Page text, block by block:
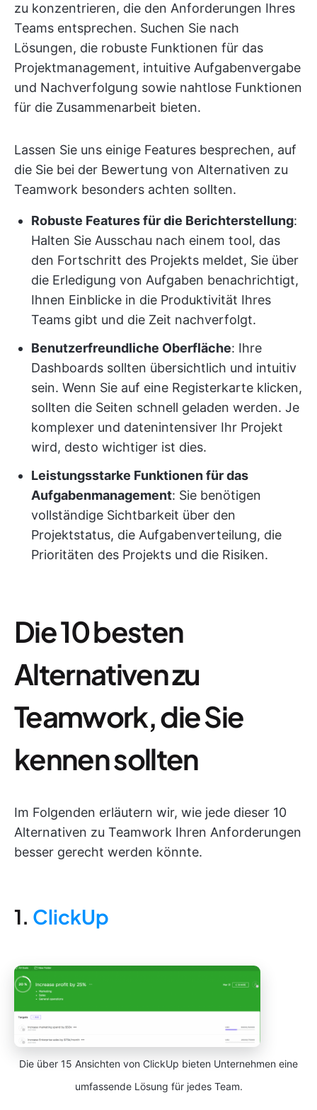
zu konzentrieren, die den Anforderungen Ihres
Teams entsprechen. Suchen Sie nach
Lösungen, die robuste Funktionen für das
Projektmanagement, intuitive Aufgabenvergabe
und Nachverfolgung sowie nahtlose Funktionen
für die Zusammenarbeit bieten.
Lassen Sie uns einige Features besprechen, auf
die Sie bei der Bewertung von Alternativen zu
Teamwork besonders achten sollten.
Robuste Features für die Berichterstellung:
Halten Sie Ausschau nach einem tool, das
den Fortschritt des Projekts meldet, Sie über
die Erledigung von Aufgaben benachrichtigt,
Ihnen Einblicke in die Produktivität Ihres
Teams gibt und die Zeit nachverfolgt.
Benutzerfreundliche Oberfläche: Ihre
Dashboards sollten übersichtlich und intuitiv
sein. Wenn Sie auf eine Registerkarte klicken,
sollten die Seiten schnell geladen werden. Je
komplexer und datenintensiver Ihr Projekt
wird, desto wichtiger ist dies.
Leistungsstarke Funktionen für das
Aufgabenmanagement: Sie benötigen
vollständige Sichtbarkeit über den
Projektstatus, die Aufgabenverteilung, die
Prioritäten des Projekts und die Risiken.
Die 10 besten
Alternativen zu
Teamwork, die Sie
kennen sollten
Im Folgenden erläutern wir, wie jede dieser 10
Alternativen zu Teamwork Ihren Anforderungen
besser gerecht werden könnte.
1. ClickUp
Die über 15 Ansichten von ClickUp bieten Unternehmen eine
umfassende Lösung für jedes Team.